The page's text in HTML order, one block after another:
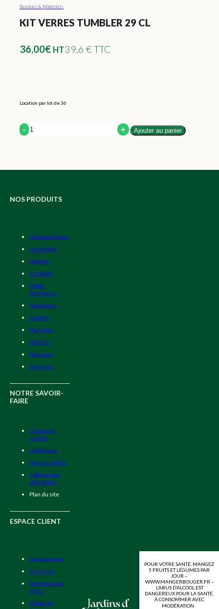
Services & Matériels
KIT VERRES TUMBLER 29 CL
36,00€ HT39,6 € TTC
Location par lot de 36
Quantity
Ajouter au panier
NOS PRODUITS
Plateaux Repas
Lunch Box
Buffets
Cocktails
Petits
Déjeuners
Sandwichs
Salades
Planches
Paniers
Desserts
Boissons
NOTRE SAVOIR-
FAIRE
Charte de
qualité
La Marque
Nos actualités
Tableau des
allergènes
Plan du site
ESPACE CLIENT
Se connecter
S’inscrire
Demande de
devis
Zones de
POUR VOTRE SANTÉ, MANGEZ
5 FRUITS ET LÉGUMES PAR
JOUR –
WWW.MANGERBOUGER.FR –
L’ABUS D’ALCOOL EST
DANGEREUX POUR LA SANTÉ,
À CONSOMMER AVEC
MODÉRATION